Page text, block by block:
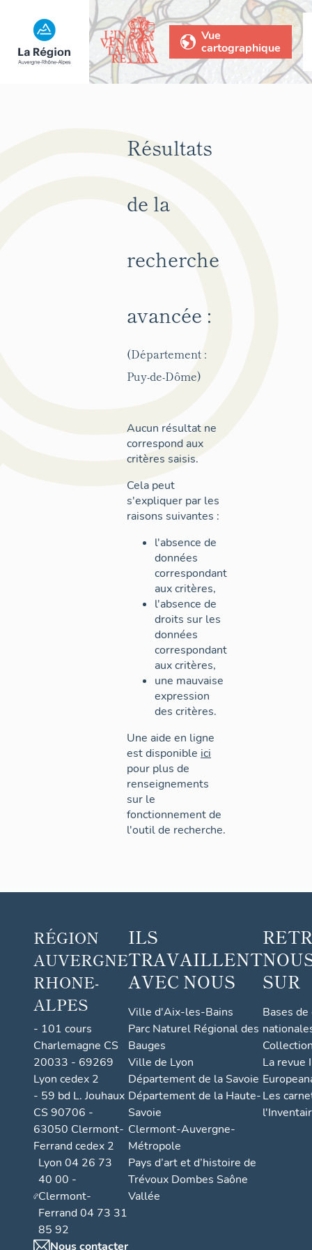
Vue
cartographique
Résultats
de la
recherche
avancée :
(Département :
Puy-de-Dôme)
Aucun résultat ne
correspond aux
critères saisis.
Cela peut
s'expliquer par les
raisons suivantes :
l'absence de
données
correspondant
aux critères,
l'absence de
droits sur les
données
correspondant
aux critères,
une mauvaise
expression
des critères.
Une aide en ligne
est disponible ici
pour plus de
renseignements
sur le
fonctionnement de
l'outil de recherche.
RÉGION
AUVERGNE
RHONE-
ALPES
- 101 cours
Charlemagne CS
20033 - 69269
Lyon cedex 2
- 59 bd L. Jouhaux
CS 90706 -
63050 Clermont-
Ferrand cedex 2
Lyon 04 26 73
40 00 -
Clermont-
Ferrand 04 73 31
85 92
Nous contacter
ILS
TRAVAILLENT
AVEC NOUS
Ville d'Aix-les-Bains
Parc Naturel Régional des
Bauges
Ville de Lyon
Département de la Savoie
Département de la Haute-
Savoie
Clermont-Auvergne-
Métropole
Pays d’art et d’histoire de
Trévoux Dombes Saône
Vallée
SUR
Bases
La revue
Les